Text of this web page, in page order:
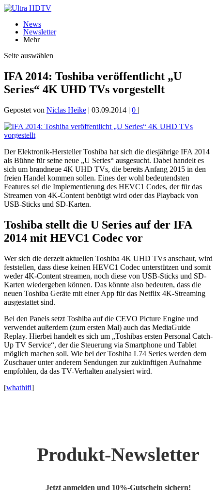
News
Newsletter
Mehr
Seite auswählen
IFA 2014: Toshiba veröffentlicht „U
Series“ 4K UHD TVs vorgestellt
Gepostet von Niclas Heike | 03.09.2014 | 0 |
Der Elektronik-Hersteller Toshiba hat sich die diesjährige IFA 2014
als Bühne für seine neue „U Series“ ausgesucht. Dabei handelt es
sich um brandneue 4K UHD TVs, die bereits Anfang 2015 in den
freien Handel kommen sollen. Eines der wohl bedeutendsten
Features sei die Implementierung des HEVC1 Codes, der für das
Streamen von 4K-Content benötigt wird oder das Playback von
USB-Sticks und SD-Karten.
Toshiba stellt die U Series auf der IFA
2014 mit HEVC1 Codec vor
Wer sich die derzeit aktuellen Toshiba 4K UHD TVs anschaut, wird
feststellen, dass diese keinen HEVC1 Codec unterstützen und somit
weder 4K-Content streamen, noch diese von USB-Sticks und SD-
Karten wiedergeben können. Das könnte also bedeuten, dass die
neuen Toshiba Geräte mit einer App für das Netflix 4K-Streaming
ausgestattet sind.
Bei den Panels setzt Toshiba auf die CEVO Picture Engine und
verwendet außerdem (zum ersten Mal) auch das MediaGuide
Replay. Hierbei handelt es sich um „Toshibas ersten Personal Catch-
Up TV Service“, der die Steuerung via Smartphone und Tablet
möglich machen soll. Wie bei der Toshiba L74 Series werden dem
Zuschauer unter anderem Sendungen zur zukünftigen Aufnahme
empfohlen, da das TV-Verhalten analysiert wird.
[whathifi]
Produkt-Newsletter
Jetzt anmelden und 10%-Gutschein sichern!